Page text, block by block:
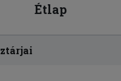
Étlap